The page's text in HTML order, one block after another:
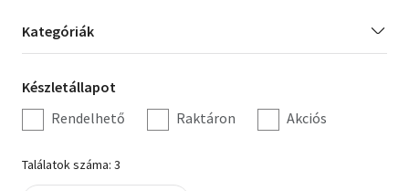
Hobbi, szabadidő
Irodalom
Művészet
Kategória
szűrés
Kategóriák
Készletállapot
szűrés
Készletállapot
Rendelhető
Raktáron Akciós
Találatok száma: 3